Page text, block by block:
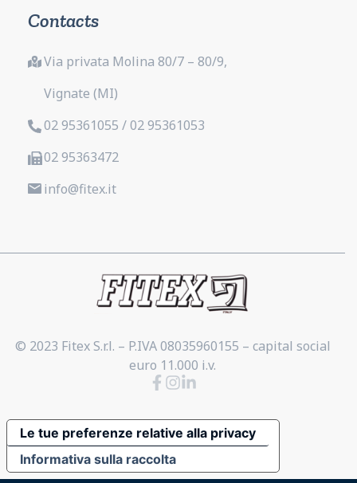
Contacts
Via privata Molina 80/7 – 80/9,
Vignate (MI)
02 95361055 / 02 95361053
02 95363472
info@fitex.it
© 2023 Fitex S.r.l. – P.IVA 08035960155 – capital social
euro 11.000 i.v.
Informativa sulla raccolta
Le tue preferenze relative alla privacy